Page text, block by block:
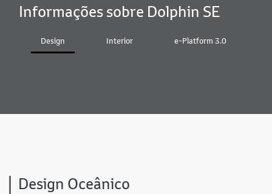
Informações sobre Dolphin SE
Design Interior e-Platform 3.0
Design Oceânico